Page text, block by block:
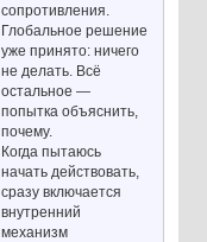
сопротивления.
Глобальное решение
уже принято: ничего
не делать. Всё
остальное —
попытка объяснить,
почему.
Когда пытаюсь
начать действовать,
сразу включается
внутренний
механизм